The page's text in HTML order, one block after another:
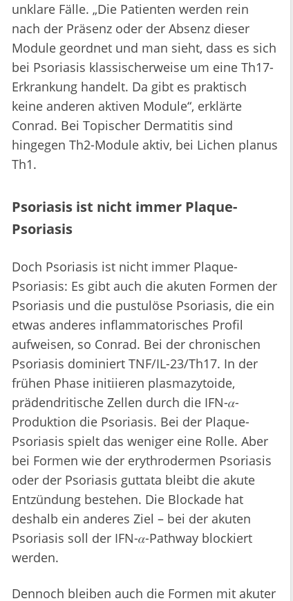
unklare Fälle. „Die Patienten werden rein
nach der Präsenz oder der Absenz dieser
Module geordnet und man sieht, dass es sich
bei Psoriasis klassischerweise um eine Th17-
Erkrankung handelt. Da gibt es praktisch
keine anderen aktiven Module“, erklärte
Conrad. Bei Topischer Dermatitis sind
hingegen Th2-Module aktiv, bei Lichen planus
Th1.
Psoriasis ist nicht immer Plaque-
Psoriasis
Doch Psoriasis ist nicht immer Plaque-
Psoriasis: Es gibt auch die akuten Formen der
Psoriasis und die pustulöse Psoriasis, die ein
etwas anderes inflammatorisches Profil
aufweisen, so Conrad. Bei der chronischen
Psoriasis dominiert TNF/IL-23/Th17. In der
frühen Phase initiieren plasmazytoide,
prädendritische Zellen durch die IFN-𝛼-
Produktion die Psoriasis. Bei der Plaque-
Psoriasis spielt das weniger eine Rolle. Aber
bei Formen wie der erythrodermen Psoriasis
oder der Psoriasis guttata bleibt die akute
Entzündung bestehen. Die Blockade hat
deshalb ein anderes Ziel – bei der akuten
Psoriasis soll der IFN-𝛼-Pathway blockiert
werden.
Dennoch bleiben auch die Formen mit akuter